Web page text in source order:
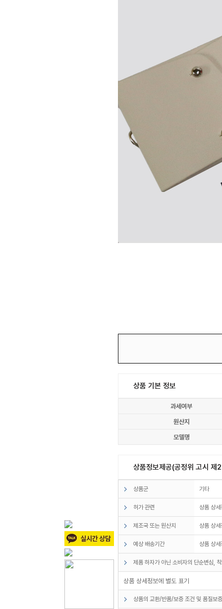
상품 기본 정보
과세여부
원산지
모델명
상품정보제공(공정위 고시
상품군 기타
허가 관련 상품 상
제조국 또는 원산지 상품 상
예상 배송기간 상품 상
제품 하자가 아닌 소비자의 단순변심,
상품 상세정보에 별도 표기
상품의 교환/반품/보증 조건 및 품질보